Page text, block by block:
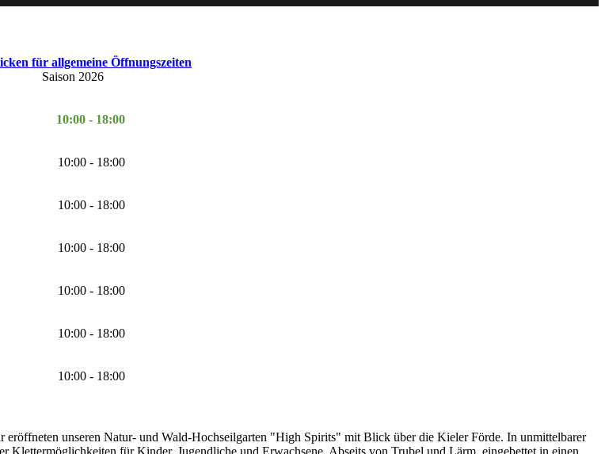
für allgemeine Öffnungszeiten
Saison 2026
10:00 - 18:00
10:00 - 18:00
10:00 - 18:00
10:00 - 18:00
10:00 - 18:00
10:00 - 18:00
10:00 - 18:00
eröffneten unseren Natur- und Wald-Hochseilgarten "High Spirits" mit Blick über die Kieler Förde. In unmittelbarer